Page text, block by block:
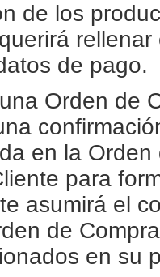
de los
de pago.
Orden de
en la
para
asumirá el
de
en su